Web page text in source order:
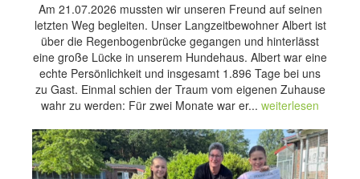
Am 21.07.2026 mussten wir unseren Freund auf seinen
letzten Weg begleiten. Unser Langzeitbewohner Albert ist
über die Regenbogenbrücke gegangen und hinterlässt
eine große Lücke in unserem Hundehaus. Albert war eine
echte Persönlichkeit und insgesamt 1.896 Tage bei uns
zu Gast. Einmal schien der Traum vom eigenen Zuhause
wahr zu werden: Für zwei Monate war er... weiterlesen